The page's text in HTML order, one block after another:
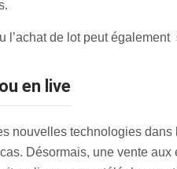
l’achat de lot peut
en live
nouvelles technologies
Désormais, une vente